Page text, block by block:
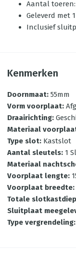
Aantal
Geleverd met
Inclusief
Kenmerken
Doornmaat: 55mm
Vorm voorplaat:
Draairichting:
Materiaal
Type slot: Kastslot
Aantal sleutels: 1
Materiaal
Voorplaat lengte:
Voorplaat breedte:
Totale
Sluitplaat
Type vergrendeling: